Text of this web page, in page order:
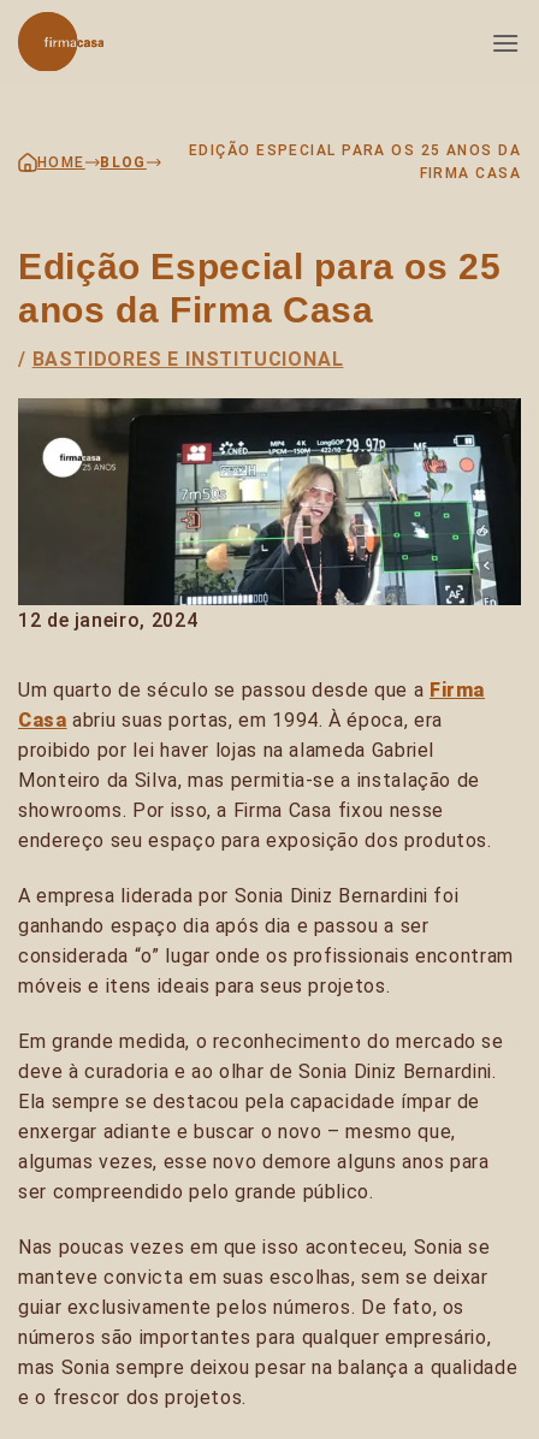
Skip
to
content
HOME BLOG
EDIÇÃO ESPECIAL PARA OS 25 ANOS DA
FIRMA CASA
Edição Especial para os 25
anos da Firma Casa
/ BASTIDORES E INSTITUCIONAL
12 de janeiro, 2024
Um quarto de século se passou desde que a Firma
Casa abriu suas portas, em 1994. À época, era
proibido por lei haver lojas na alameda Gabriel
Monteiro da Silva, mas permitia-se a instalação de
showrooms. Por isso, a Firma Casa fixou nesse
endereço seu espaço para exposição dos produtos.
A empresa liderada por Sonia Diniz Bernardini foi
ganhando espaço dia após dia e passou a ser
considerada “o” lugar onde os profissionais encontram
móveis e itens ideais para seus projetos.
Em grande medida, o reconhecimento do mercado se
deve à curadoria e ao olhar de Sonia Diniz Bernardini.
Ela sempre se destacou pela capacidade ímpar de
enxergar adiante e buscar o novo – mesmo que,
algumas vezes, esse novo demore alguns anos para
ser compreendido pelo grande público.
Nas poucas vezes em que isso aconteceu, Sonia se
manteve convicta em suas escolhas, sem se deixar
guiar exclusivamente pelos números. De fato, os
números são importantes para qualquer empresário,
mas Sonia sempre deixou pesar na balança a qualidade
e o frescor dos projetos.